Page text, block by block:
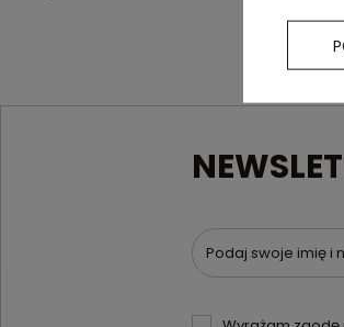
Podaj swoje imię i